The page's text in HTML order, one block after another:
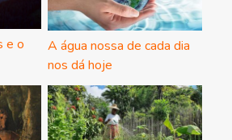
e o
A água nossa de cada dia
nos dá hoje